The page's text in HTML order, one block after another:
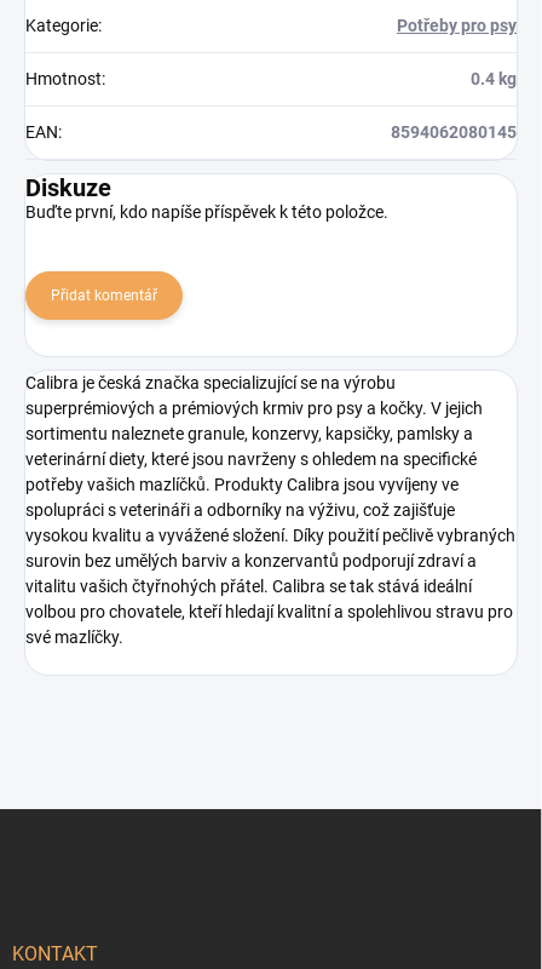
Kategorie: Potřeby pro psy
Hmotnost: 0.4 kg
EAN: 8594062080145
Diskuze
Buďte první, kdo napíše příspěvek k této položce.
Přidat komentář
Calibra je česká značka specializující se na výrobu
superprémiových a prémiových krmiv pro psy a kočky. V jejich
sortimentu naleznete granule, konzervy, kapsičky, pamlsky a
veterinární diety, které jsou navrženy s ohledem na specifické
potřeby vašich mazlíčků. Produkty Calibra jsou vyvíjeny ve
spolupráci s veterináři a odborníky na výživu, což zajišťuje
vysokou kvalitu a vyvážené složení. Díky použití pečlivě vybraných
surovin bez umělých barviv a konzervantů podporují zdraví a
vitalitu vašich čtyřnohých přátel. Calibra se tak stává ideální
volbou pro chovatele, kteří hledají kvalitní a spolehlivou stravu pro
své mazlíčky.
KONTAKT